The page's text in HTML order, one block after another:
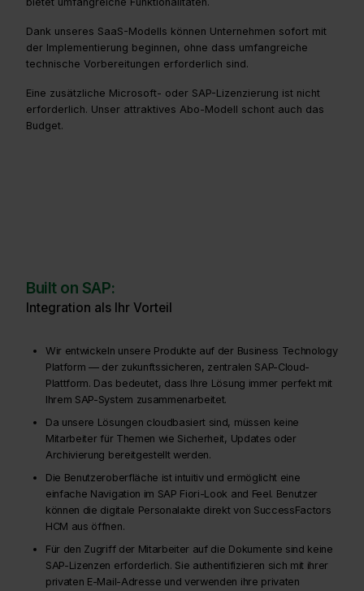
Dank unseres SaaS-Modells können Unternehmen sofort mit
der Implementierung beginnen, ohne dass umfangreiche
technische Vorbereitungen erforderlich sind.
Eine zusätzliche Microsoft- oder SAP-Lizenzierung ist nicht
erforderlich. Unser attraktives Abo-Modell schont auch das
Budget.
Built on SAP:
Integration als Ihr Vorteil
Wir entwickeln unsere Produkte auf der Business Technology
Platform — der zukunftssicheren, zentralen SAP-Cloud-
Plattform. Das bedeutet, dass Ihre Lösung immer perfekt mit
Ihrem SAP-System zusammenarbeitet.
Da unsere Lösungen cloudbasiert sind, müssen keine
Mitarbeiter für Themen wie Sicherheit, Updates oder
Archivierung bereitgestellt werden.
Die Benutzeroberfläche ist intuitiv und ermöglicht eine
einfache Navigation im SAP Fiori-Look and Feel. Benutzer
können die digitale Personalakte direkt von SuccessFactors
HCM aus öffnen.
Für den Zugriff der Mitarbeiter auf die Dokumente sind keine
SAP-Lizenzen erforderlich. Sie authentifizieren sich mit ihrer
privaten E-Mail-Adresse und verwenden ihre privaten